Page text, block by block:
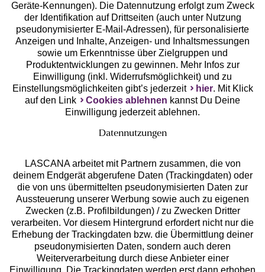
Unsere Apps
Services
Beratung
Über uns
Geräte-Kennungen). Die Datennutzung erfolgt zum Zweck
der Identifikation auf Drittseiten (auch unter Nutzung
pseudonymisierter E-Mail-Adressen), für personalisierte
Anzeigen und Inhalte, Anzeigen- und Inhaltsmessungen
sowie um Erkenntnisse über Zielgruppen und
Produktentwicklungen zu gewinnen. Mehr Infos zur
Einwilligung (inkl. Widerrufsmöglichkeit) und zu
Einstellungsmöglichkeiten gibt’s jederzeit
hier. Mit Klick
auf den Link
Cookies ablehnen kannst Du Deine
Einwilligung jederzeit ablehnen.
Datennutzungen
LASCANA arbeitet mit Partnern zusammen, die von
deinem Endgerät abgerufene Daten (Trackingdaten) oder
die von uns übermittelten pseudonymisierten Daten zur
Aussteuerung unserer Werbung sowie auch zu eigenen
Zwecken (z.B. Profilbildungen) / zu Zwecken Dritter
verarbeiten. Vor diesem Hintergrund erfordert nicht nur die
Erhebung der Trackingdaten bzw. die Übermittlung deiner
pseudonymisierten Daten, sondern auch deren
Weiterverarbeitung durch diese Anbieter einer